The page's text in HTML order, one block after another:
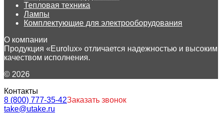
Тепловая техника
Лампы
Комплектующие для электрооборудования
О компании
Продукция «Eurolux» отличается надежностью и высоким
качеством исполнения.
© 2026
Контакты
8 (800) 777-35-42Заказать звонок
take@utake.ru